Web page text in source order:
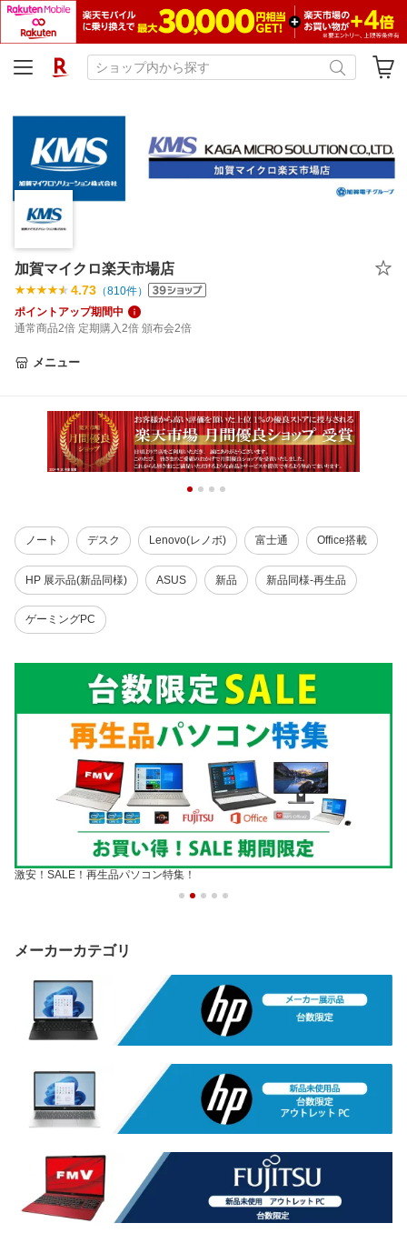
加賀マイクロ楽天市場店
4.73 （810件）
ポイントアップ期間中
通常商品2倍 定期購入2倍 頒布会2倍
メニュー
ノート デスク Lenovo(レノボ) 富士通 Office搭載
HP 展示品(新品同様) ASUS 新品 新品同様-再生品
ゲーミングPC
激安！SALE！再生品パソコン特集！
メーカーカテゴリ